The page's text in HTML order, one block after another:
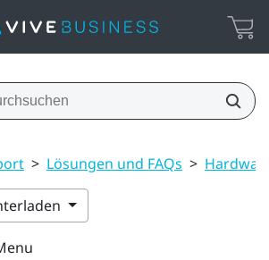
> Lösungen und FAQs >